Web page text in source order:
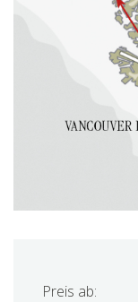
Preis ab: